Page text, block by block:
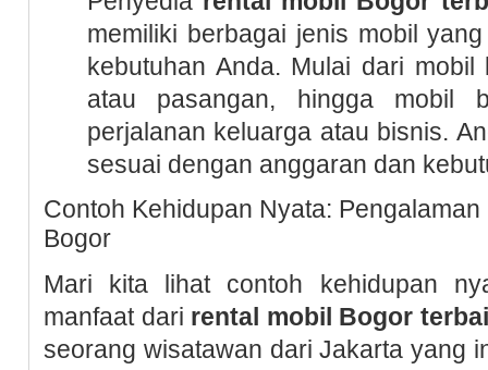
memiliki berbagai jenis mobil
kebutuhan Anda. Mulai dari
atau pasangan, hingga mobil
perjalanan keluarga atau bisnis.
sesuai dengan anggaran dan
Contoh Kehidupan Nyata:
Bogor
Mari kita lihat contoh kehidupan
manfaat dari rental mobil Bogor
seorang wisatawan dari Jakarta yang